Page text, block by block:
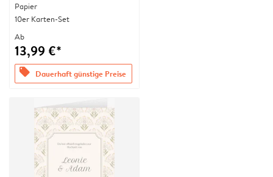
Papier
10er Karten-Set
Ab
13,99 €*
offers Dauerhaft günstige Preise